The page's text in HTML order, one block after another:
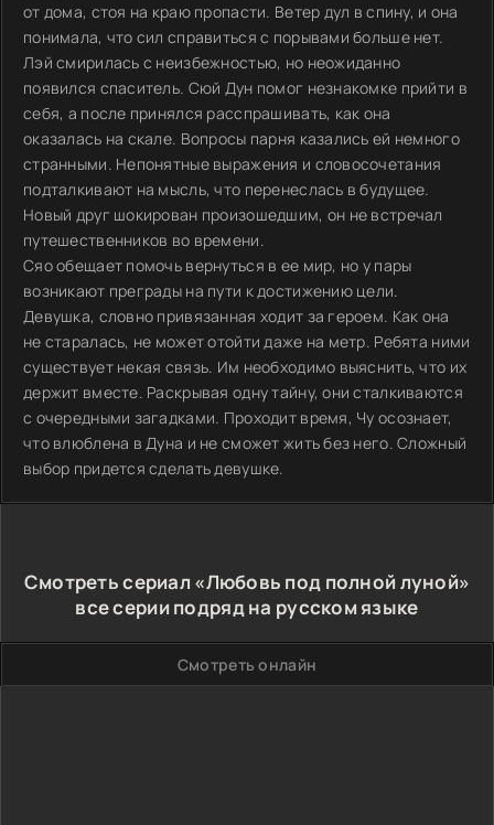
от дома, стоя на краю пропасти. Ветер дул в спину, и она
понимала, что сил справиться с порывами больше нет.
Лэй смирилась с неизбежностью, но неожиданно
появился спаситель. Сюй Дун помог незнакомке прийти в
себя, а после принялся расспрашивать, как она
оказалась на скале. Вопросы парня казались ей немного
странными. Непонятные выражения и словосочетания
подталкивают на мысль, что перенеслась в будущее.
Новый друг шокирован произошедшим, он не встречал
путешественников во времени.
Сяо обещает помочь вернуться в ее мир, но у пары
возникают преграды на пути к достижению цели.
Девушка, словно привязанная ходит за героем. Как она
не старалась, не может отойти даже на метр. Ребята ними
существует некая связь. Им необходимо выяснить, что их
держит вместе. Раскрывая одну тайну, они сталкиваются
с очередными загадками. Проходит время, Чу осознает,
что влюблена в Дуна и не сможет жить без него. Сложный
выбор придется сделать девушке.
Смотреть сериал «Любовь под полной луной»
все серии подряд на русском языке
Смотреть онлайн